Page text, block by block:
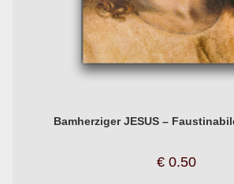
Bamherziger JESUS –
€ 0.50